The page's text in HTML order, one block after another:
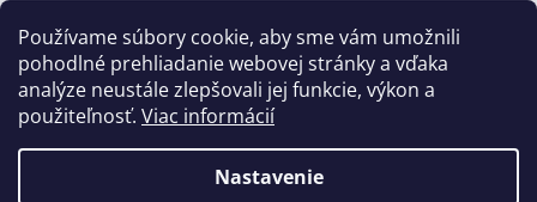
Používame súbory cookie, aby sme vám umožnili
pohodlné prehliadanie webovej stránky a vďaka
analýze neustále zlepšovali jej funkcie, výkon a
použiteľnosť. Viac informácií
Nastavenie
Vytvoril Shoptet